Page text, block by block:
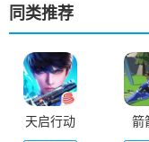
同类推荐
天启行动 箭